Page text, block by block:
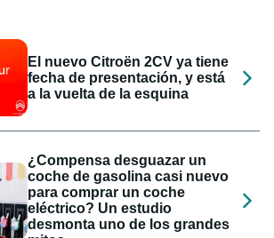
El nuevo Citroën 2CV ya tiene
fecha de presentación, y está
a la vuelta de la esquina
¿Compensa desguazar un
coche de gasolina casi nuevo
para comprar un coche
eléctrico? Un estudio
desmonta uno de los grandes